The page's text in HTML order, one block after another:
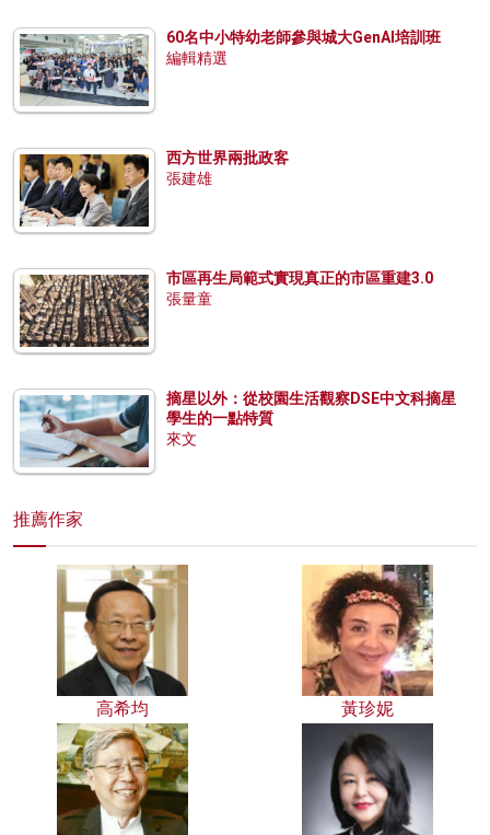
60名中小特幼老師參與城大GenAI培訓班
編輯精選
西方世界兩批政客
張建雄
市區再生局範式實現真正的市區重建3.0
張量童
摘星以外：從校園生活觀察DSE中文科摘星
學生的一點特質
來文
推薦作家
高希均 黃珍妮